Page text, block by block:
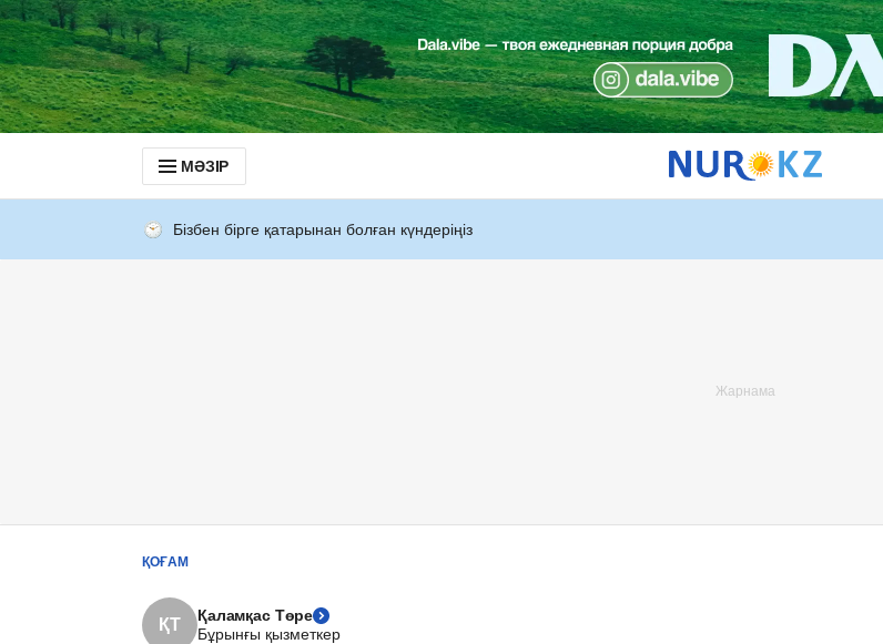
МӘЗІР
Бізбен бірге қатарынан болған күндеріңіз
ҚОҒАМ
ҚТ
Қаламқас Төре
Бұрынғы қызметкер